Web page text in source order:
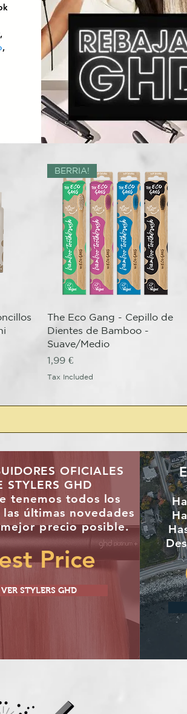
,
Quick View
BERRIA!
The Eco Gang - Cepillo de
Dientes de Bamboo -
Suave/Medio
Price
1,99 €
Tax Included
OFICIALES
STYLERS GHD
tenemos todos los
últimas novedades
precio posible.
Price
VER STYLERS GHD